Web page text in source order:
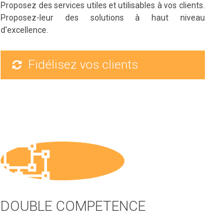
Proposez des services utiles et utilisables à vos clients.
Proposez-leur des solutions à haut niveau
d'excellence.
Fidélisez vos clients
DOUBLE COMPETENCE